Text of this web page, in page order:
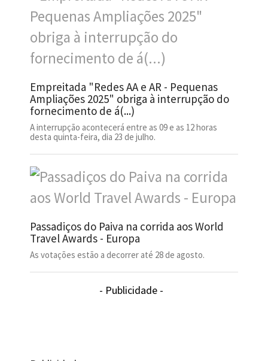
Empreitada "Redes AA e AR - Pequenas
Ampliações 2025" obriga à interrupção do
fornecimento de á(...)
A interrupção acontecerá entre as 09 e as 12 horas
desta quinta-feira, dia 23 de julho.
Passadiços do Paiva na corrida aos World
Travel Awards - Europa
As votações estão a decorrer até 28 de agosto.
- Publicidade -